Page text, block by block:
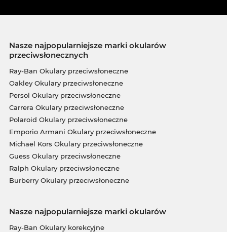
Nasze najpopularniejsze marki okularów
przeciwsłonecznych
Ray-Ban Okulary przeciwsłoneczne
Oakley Okulary przeciwsłoneczne
Persol Okulary przeciwsłoneczne
Carrera Okulary przeciwsłoneczne
Polaroid Okulary przeciwsłoneczne
Emporio Armani Okulary przeciwsłoneczne
Michael Kors Okulary przeciwsłoneczne
Guess Okulary przeciwsłoneczne
Ralph Okulary przeciwsłoneczne
Burberry Okulary przeciwsłoneczne
Nasze najpopularniejsze marki okularów
Ray-Ban Okulary korekcyjne